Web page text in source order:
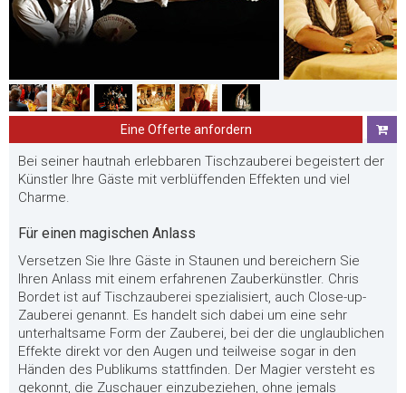
Eine Offerte anfordern
Bei seiner hautnah erlebbaren Tischzauberei begeistert der
Künstler Ihre Gäste mit verblüffenden Effekten und viel
Charme.
Für einen magischen Anlass
Versetzen Sie Ihre Gäste in Staunen und bereichern Sie
Ihren Anlass mit einem erfahrenen Zauberkünstler. Chris
Bordet ist auf Tischzauberei spezialisiert, auch Close-up-
Zauberei genannt. Es handelt sich dabei um eine sehr
unterhaltsame Form der Zauberei, bei der die unglaublichen
Effekte direkt vor den Augen und teilweise sogar in den
Händen des Publikums stattfinden. Der Magier versteht es
gekonnt, die Zuschauer einzubeziehen, ohne jemals